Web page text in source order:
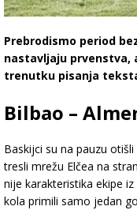
Prebrodismo period
nastavljaju prvenstva,
trenutku pisanja
Bilbao –
Baskijci su na pauzu
tresli mrežu Elčea na
nije karakteristika ekipe
kola primili samo jedan